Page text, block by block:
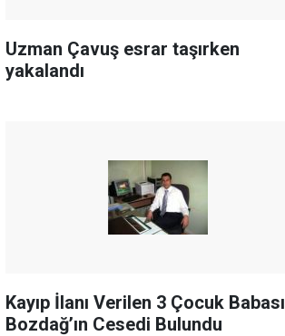
Uzman Çavuş esrar taşırken
yakalandı
Kayıp İlanı Verilen 3 Çocuk Babası
Bozdağ’ın Cesedi Bulundu